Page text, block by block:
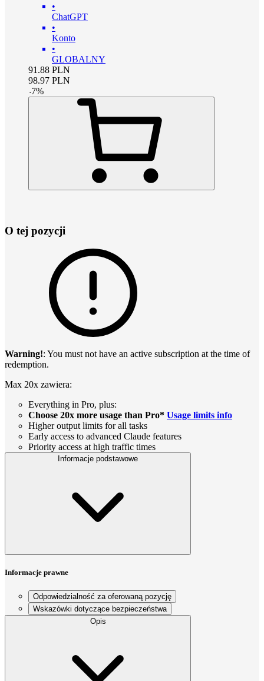
•
ChatGPT
•
Konto
•
GLOBALNY
91.88 PLN
98.97 PLN
-7%
O tej pozycji
Warning!: You must not have an active subscription at the time of
redemption.
Max 20x zawiera:
Everything in Pro, plus:
Choose 20x more usage than Pro* Usage limits info
Higher output limits for all tasks
Early access to advanced Claude features
Priority access at high traffic times
Informacje podstawowe
Informacje prawne
Odpowiedzialność za oferowaną pozycję
Wskazówki dotyczące bezpieczeństwa
Opis